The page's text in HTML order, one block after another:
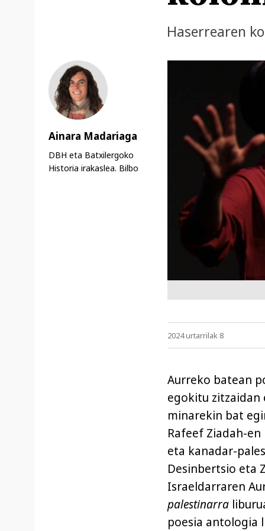
Haserrearen
2024 urtarrilak 8
Aurreko batean
egokitu
minarekin bat
Rafeef Ziadah-en
eta kanadar-
Desinbertsio eta
Israeldarraren
palestinarra
poesia antologia
Ainara Madariaga
DBH eta Batxilergoko
Historia irakaslea. Bilbo